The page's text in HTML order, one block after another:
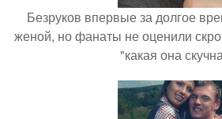
Безруков впервые за долгое
женой, но фанаты не оценили
"какая она